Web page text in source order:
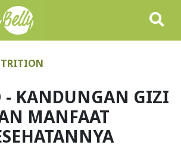
- KANDUNGAN GIZI
MANFAAT